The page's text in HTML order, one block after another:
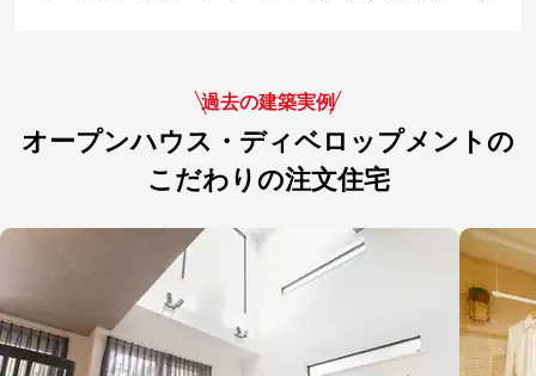
過去の建築実例
オープンハウス・ディベロップメントの
こだわりの注文住宅